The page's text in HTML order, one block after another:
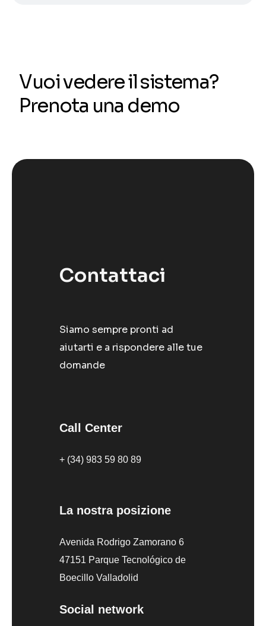
Vuoi vedere il sistema?
Prenota una demo
Contattaci
Siamo sempre pronti ad
aiutarti e a rispondere alle tue
domande
Call Center
+ (34) 983 59 80 89
La nostra posizione
Avenida Rodrigo Zamorano 6
47151 Parque Tecnológico de
Boecillo Valladolid
Social network